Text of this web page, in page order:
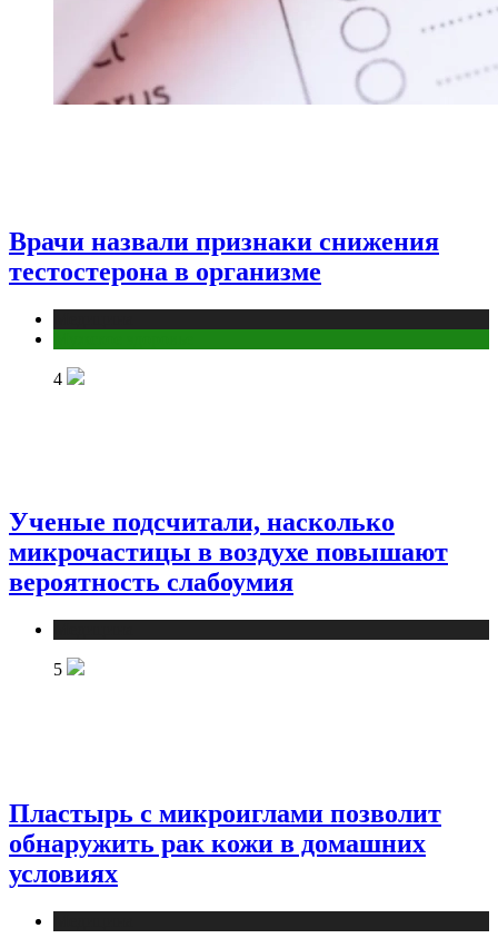
Врачи назвали признаки снижения
тестостерона в организме
4
Ученые подсчитали, насколько
микрочастицы в воздухе повышают
вероятность слабоумия
5
Пластырь с микроиглами позволит
обнаружить рак кожи в домашних
условиях